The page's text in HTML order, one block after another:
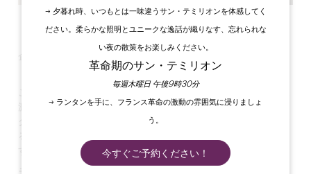
渡せる隣接する3つの大きなラウンジと、6名から16名までの
グループでテーブルを囲んだり、着席してシアターにしたりす
→ 夕暮れ時、いつもとは一味違うサン・テミリオンを体感してく
ださい。柔らかな照明とユニークな逸話が織りなす、忘れられな
い夜の散策をお楽しみください。
革命期のサン・テミリオン
毎週木曜日 午後9時30分
→ ランタンを手に、フランス革命の激動の雰囲気に浸りましょ
う。
今すぐご予約ください！